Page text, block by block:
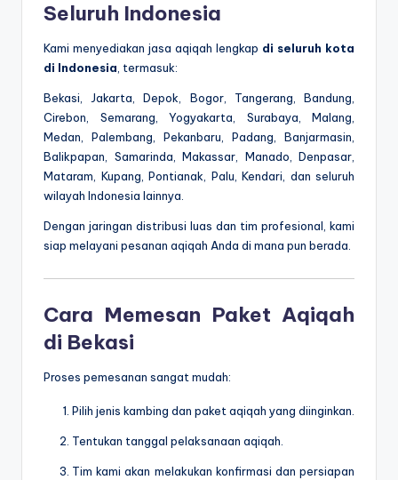
Seluruh Indonesia
Kami menyediakan jasa aqiqah lengkap di seluruh kota
di Indonesia , termasuk:
Bekasi, Jakarta, Depok, Bogor, Tangerang, Bandung,
Cirebon, Semarang, Yogyakarta, Surabaya, Malang,
Medan, Palembang, Pekanbaru, Padang, Banjarmasin,
Balikpapan, Samarinda, Makassar, Manado, Denpasar,
Mataram, Kupang, Pontianak, Palu, Kendari, dan seluruh
wilayah Indonesia lainnya.
Dengan jaringan distribusi luas dan tim profesional, kami
siap melayani pesanan aqiqah Anda di mana pun berada.
Cara Memesan Paket Aqiqah
di Bekasi
Proses pemesanan sangat mudah:
Pilih jenis kambing dan paket aqiqah yang diinginkan.
Tentukan tanggal pelaksanaan aqiqah.
Tim kami akan melakukan konfirmasi dan persiapan